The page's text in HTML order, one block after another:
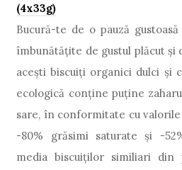
(4x33g)
Bucură-te de o pauză
îmbunătățite de gustul plăcut și
aceşti biscuiţi organici dulci și
ecologică conține puține
sare, în conformitate cu
-80% grăsimi saturate şi -
media biscuiţilor similiari din